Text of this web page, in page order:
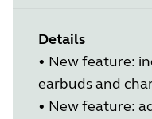
Details
• New feature:
earbuds and
• New feature: